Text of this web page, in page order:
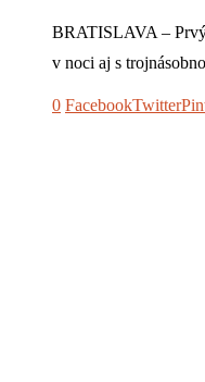
BRATISLAVA –
v noci aj s
0 FacebookTwitter